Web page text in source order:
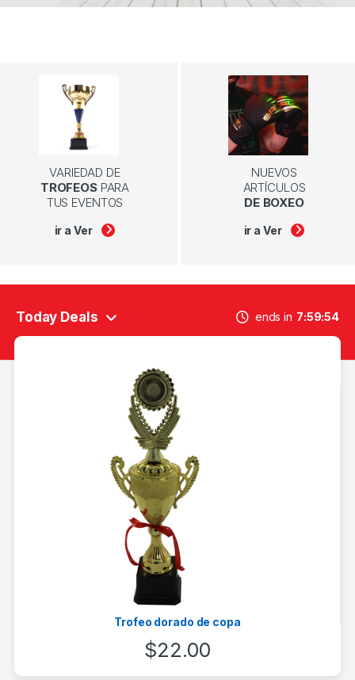
VARIEDAD DE
TROFEOSPARA
TUS EVENTOS
ir a Ver
NUEVOS
ARTÍCULOS
DE BOXEO
ir a Ver
Today Deals ends in 7 59 54
Trofeo dorado de copa
$22.00